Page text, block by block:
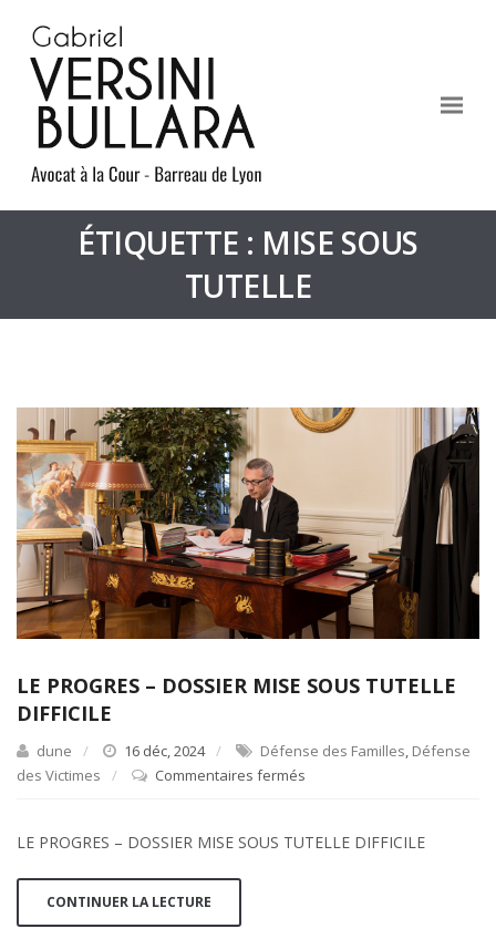
ÉTIQUETTE : MISE SOUS
TUTELLE
LE PROGRES – DOSSIER MISE SOUS TUTELLE
DIFFICILE
dune 16 déc, 2024 Défense des Familles, Défense
des Victimes
Commentaires fermés
–
LE PROGRES – DOSSIER MISE SOUS TUTELLE DIFFICILE
CONTINUER LA LECTURE